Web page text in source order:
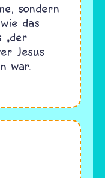
sondern
das
„der
Jesus
war.